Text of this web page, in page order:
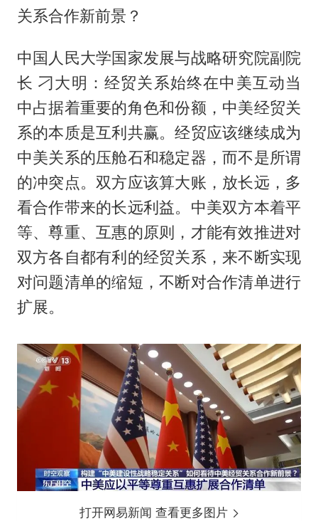
关系合作新前景？
中国人民大学国家发展与战略研究院副院
长 刁大明：经贸关系始终在中美互动当
中占据着重要的角色和份额，中美经贸关
系的本质是互利共赢。经贸应该继续成为
中美关系的压舱石和稳定器，而不是所谓
的冲突点。双方应该算大账，放长远，多
看合作带来的长远利益。中美双方本着平
等、尊重、互惠的原则，才能有效推进对
双方各自都有利的经贸关系，来不断实现
对问题清单的缩短，不断对合作清单进行
扩展。
打开网易新闻 查看更多图片